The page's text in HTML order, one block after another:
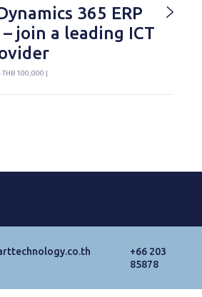
365 ERP
join a leading ICT
THB 100,000 |
+66 203
85878